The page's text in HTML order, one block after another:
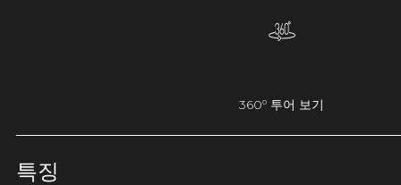
360º 투어 보기
특징